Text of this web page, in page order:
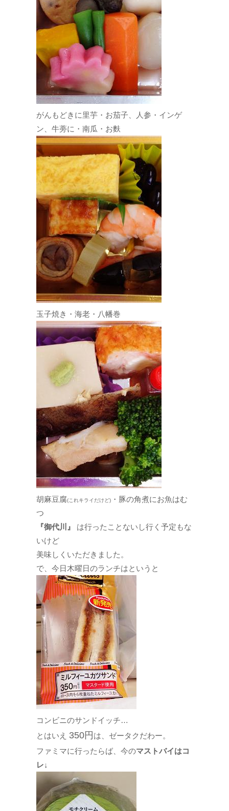
がんもどきに里芋・お茄子、人参・インゲ
ン、牛蒡に・南瓜・お麩
玉子焼き・海老・八幡巻
胡麻豆腐(これキライだけど) ・豚の角煮にお魚はむ
つ
『御代川』
は行ったことないし行く予定もな
いけど
美味しくいただきました。
で、今日木曜日のランチはというと
コンビニのサンドイッチ…
とはいえ 350円 は、ゼータクだわー。
ファミマに行ったらば、今のマストバイはコ
レ↓